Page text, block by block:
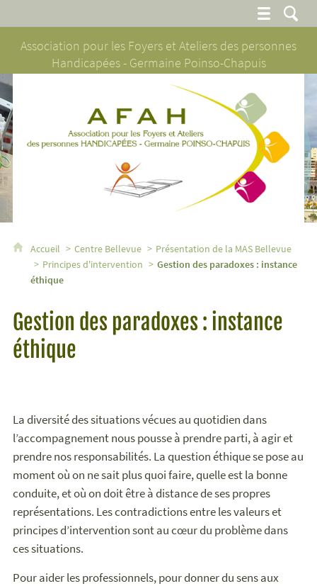
Association pour les Foyers et Ateliers des personnes
Handicapées - Germaine Poinso-Chapuis
AFAH - Association pour les Foyers et Ateliers des personnes
Accueil Centre Bellevue
Présentation de la MAS Bellevue
Principes d'intervention
Gestion des paradoxes : instance
éthique
Gestion des paradoxes : instance
éthique
La diversité des situations vécues au quotidien dans
l’accompagnement nous pousse à prendre parti, à agir et
prendre nos responsabilités. La question éthique se pose au
moment où on ne sait plus quoi faire, quelle est la bonne
conduite, et où on doit être à distance de ses propres
représentations. Les contradictions entre les valeurs et
principes d’intervention sont au cœur du problème dans
ces situations.
Pour aider les professionnels, pour donner du sens aux